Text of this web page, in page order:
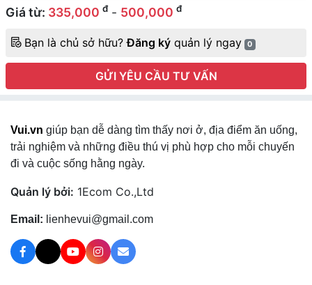
Giá từ: 335,000 đ - 500,000 đ
Bạn là chủ sở hữu?Đăng ký quản lý ngay 0
GỬI YÊU CẦU TƯ VẤN
Vui.vn giúp bạn dễ dàng tìm thấy nơi ở, địa điểm ăn uống,
trải nghiệm và những điều thú vị phù hợp cho mỗi chuyến
đi và cuộc sống hằng ngày.
Quản lý bởi: 1Ecom Co.,Ltd
Email: lienhevui@gmail.com